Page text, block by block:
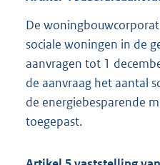
De
sociale woningen in de
aanvragen tot 1
de aanvraag het aantal
de energiebesparende
toegepast.